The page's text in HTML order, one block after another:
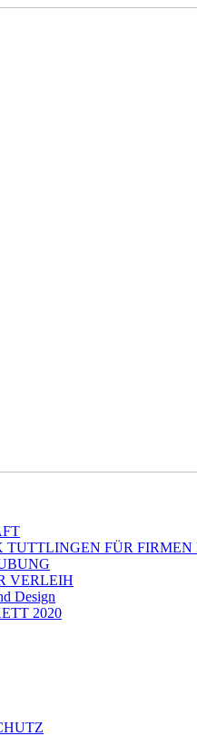
FÜR FIRMEN
VERLEIH
Design
2020